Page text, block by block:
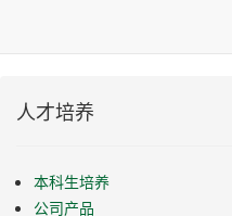
人才培养
本科生培养
公司产品